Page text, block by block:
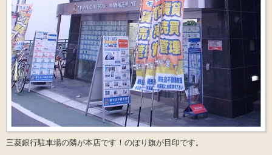
三菱銀行駐車場の隣が本店です！のぼり旗が目印です。